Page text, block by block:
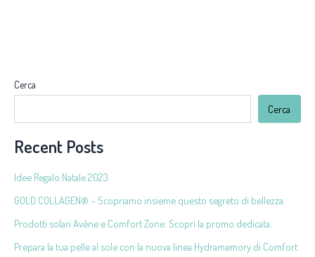
Cerca
Cerca
Recent Posts
Idee Regalo Natale 2023
GOLD COLLAGEN® – Scopriamo insieme questo segreto di bellezza.
Prodotti solari Avène e Comfort Zone: Scopri la promo dedicata.
Prepara la tua pelle al sole con la nuova linea Hydramemory di Comfort